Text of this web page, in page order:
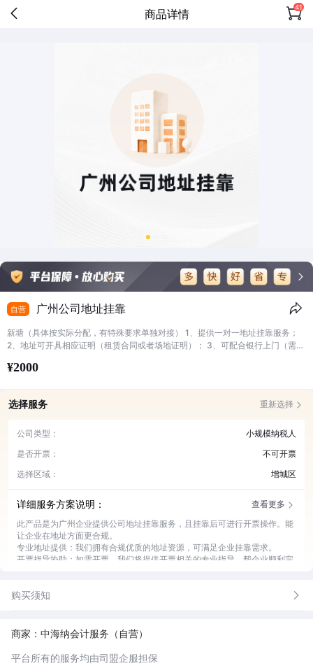
商品详情 41
自营 广州公司地址挂靠
新塘（具体按实际分配，有特殊要求单独对接） 1、提供一对一地址挂靠服务；
2、地址可开具相应证明（租赁合同或者场地证明）； 3、可配合银行上门（需提
万，超过需要更换一般纳税人地址 6、说明中地址为目前现有的，后期有更新以
¥2000
选择服务 重新选择
公司类型：
小规模纳税人
是否开票：
不可开票
选择区域：
增城区
详细服务方案说明：
查看更多
此产品是为广州企业提供公司地址挂靠服务，且挂靠后可进行开票操作。能
让企业在地址方面更合规。
专业地址提供：我们拥有合规优质的地址资源，可满足企业挂靠需求。
开票指导协助：如需开票，我们将提供开票相关的专业指导，帮企业顺利完
地址维护管理：持续对挂靠地址进行维护管理，确保地址稳定可用。
购买须知
商家：中海纳会计服务（自营）
平台所有的服务均由司盟企服担保